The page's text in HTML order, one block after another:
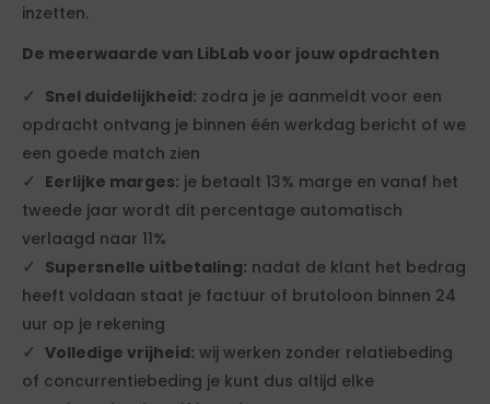
inzetten.
De meerwaarde van LibLab voor jouw opdrachten
Snel duidelijkheid: zodra je je aanmeldt voor een
opdracht ontvang je binnen één werkdag bericht of we
een goede match zien
Eerlijke marges: je betaalt 13% marge en vanaf het
tweede jaar wordt dit percentage automatisch
verlaagd naar 11%
Supersnelle uitbetaling: nadat de klant het bedrag
heeft voldaan staat je factuur of brutoloon binnen 24
uur op je rekening
Volledige vrijheid: wij werken zonder relatiebeding
of concurrentiebeding je kunt dus altijd elke